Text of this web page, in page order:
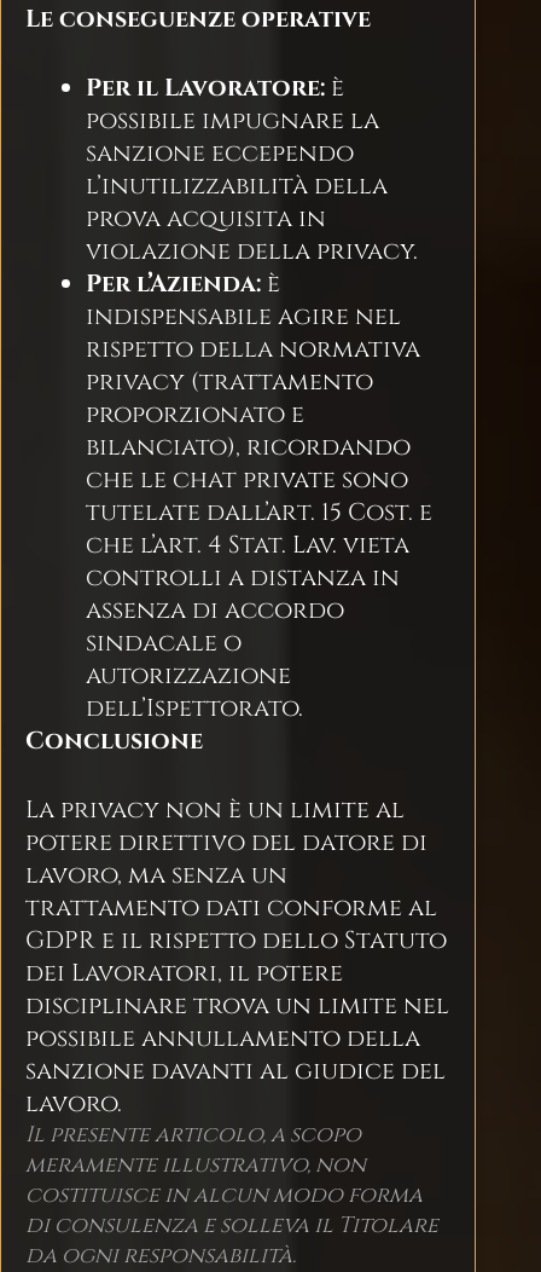
Le conseguenze operative
Per il Lavoratore: è
possibile impugnare la
sanzione eccependo
l’inutilizzabilità della
prova acquisita in
violazione della privacy.
Per l’Azienda: è
indispensabile agire nel
rispetto della normativa
privacy (trattamento
proporzionato e
bilanciato), ricordando
che le chat private sono
tutelate dall’art. 15 Cost. e
che l’art. 4 Stat. Lav. vieta
controlli a distanza in
assenza di accordo
sindacale o
autorizzazione
dell’Ispettorato.
Conclusione
La privacy non è un limite al
potere direttivo del datore di
lavoro, ma senza un
trattamento dati conforme al
GDPR e il rispetto dello Statuto
dei Lavoratori, il potere
disciplinare trova un limite nel
possibile annullamento della
sanzione davanti al giudice del
lavoro.
Il presente articolo, a scopo
meramente illustrativo, non
costituisce in alcun modo forma
di consulenza e solleva il Titolare
da ogni responsabilità.